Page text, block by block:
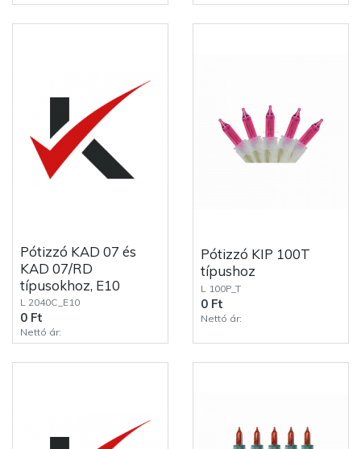
Pótizzó KAD 07 és
KAD 07/RD
típusokhoz, E10
L 2040C_E10
0 Ft
Nettó ár:
Pótizzó KIP 100T
típushoz
L 100P_T
0 Ft
Nettó ár: